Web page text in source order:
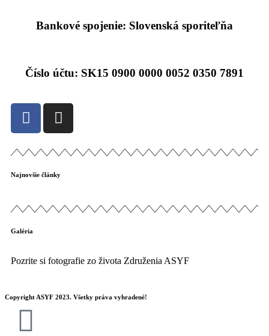
Bankové spojenie: Slovenská sporiteľňa
Číslo účtu: SK15 0900 0000 0052 0350 7891
Najnovšie články
Galéria
Pozrite si fotografie zo života Združenia ASYF
Copyright ASYF 2023. Všetky práva vyhradené!